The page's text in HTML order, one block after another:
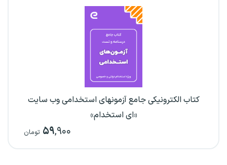
کتاب الکترونیکی جامع آزمونهای استخدامی وب سایت
«ای استخدام»
۵۹,۹۰۰ تومان